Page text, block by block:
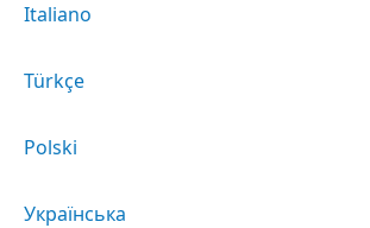
Italiano
Türkçe
Polski
Українська